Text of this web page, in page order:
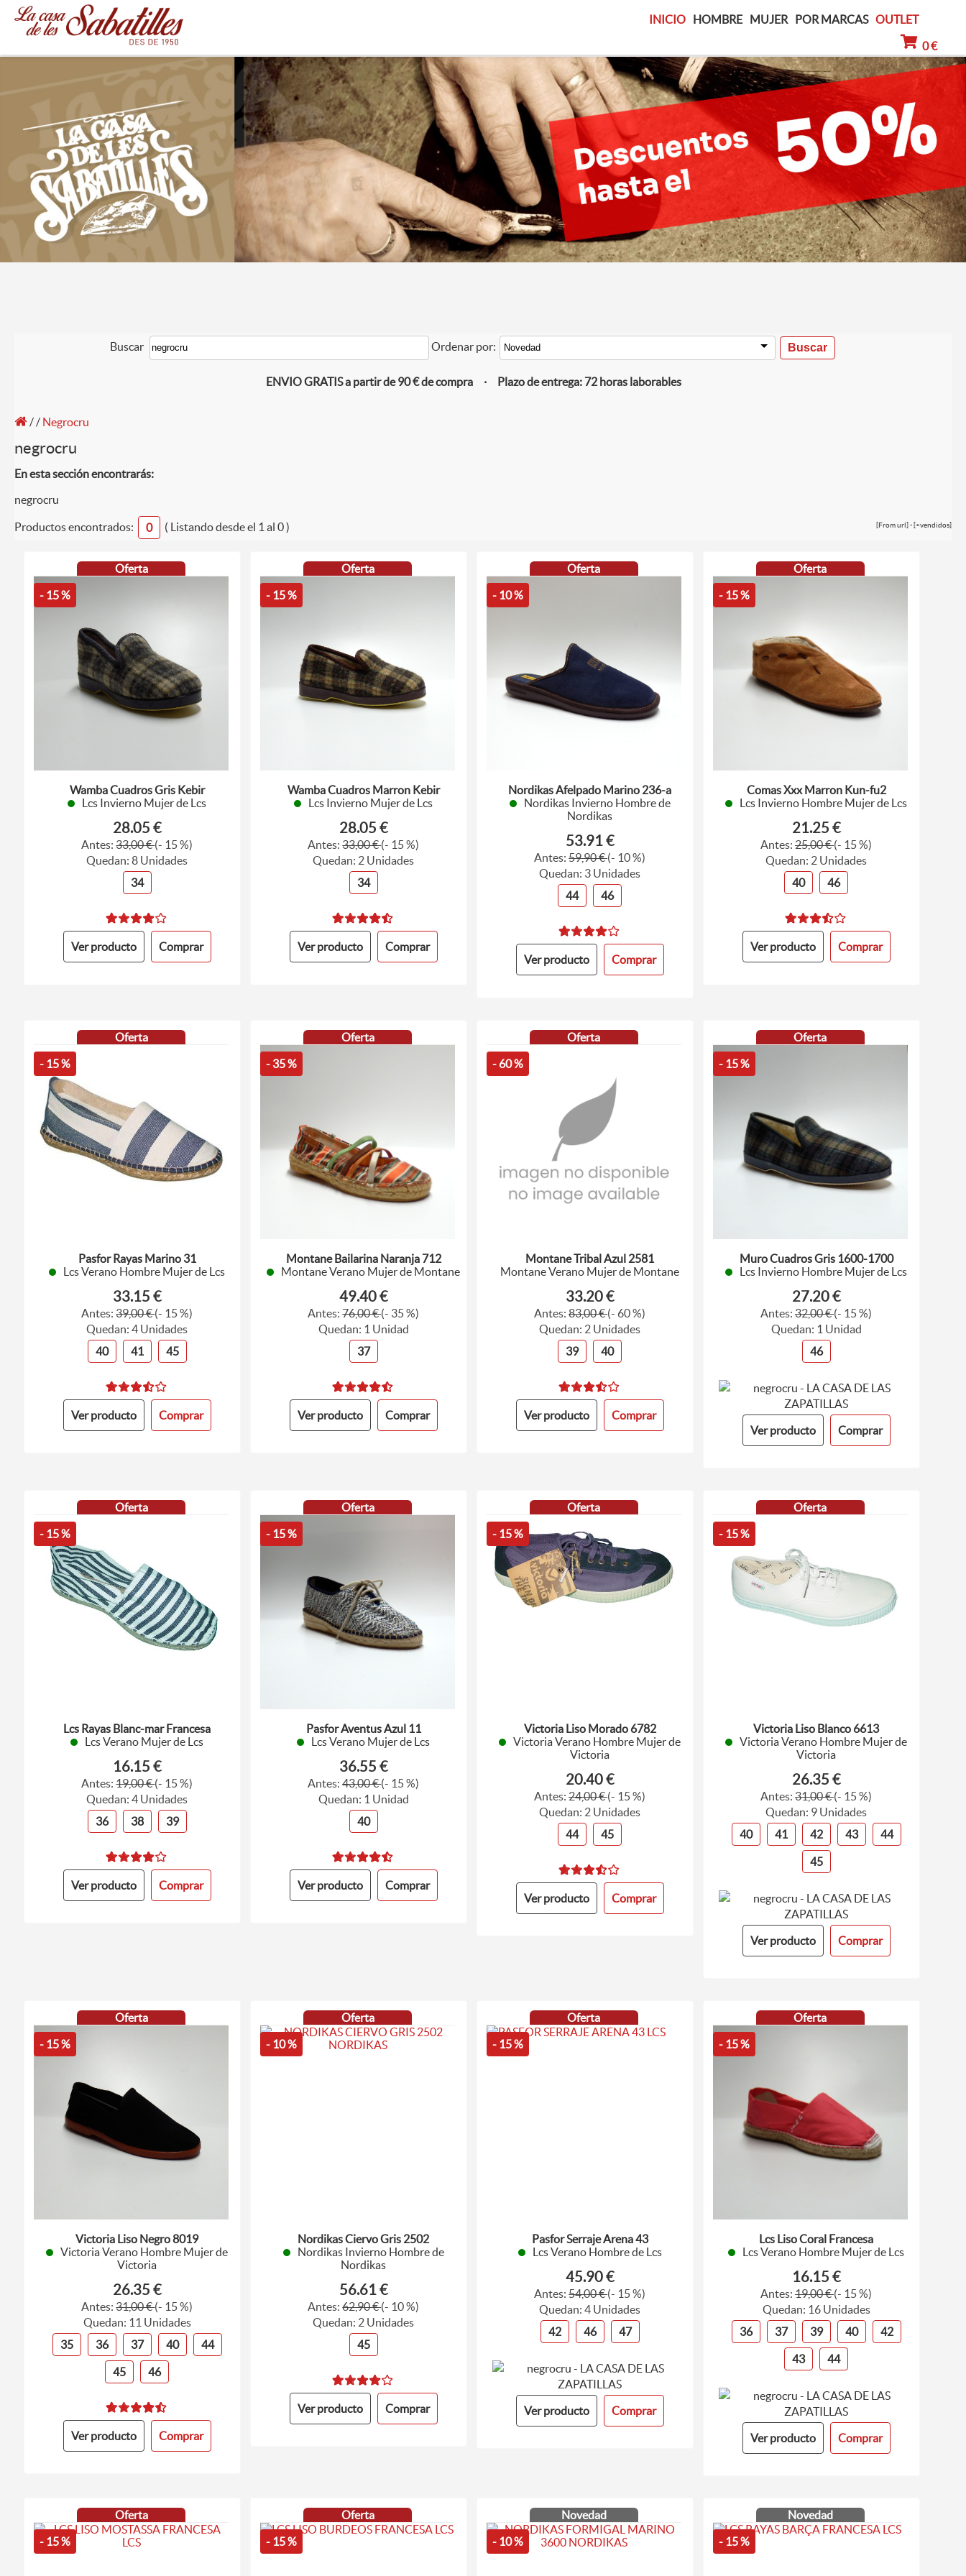
INICIO HOMBRE MUJER POR MARCAS OUTLET
0 €
Buscar Ordenar por:
ENVIO GRATIS a partir de 90 € de compra · Plazo de entrega: 72 horas laborables
// Negrocru
negrocru
En esta sección encontrarás:
negrocru
[From url] - [+vendidos]
Productos encontrados: 0 ( Listando desde el 1 al 0 )
Oferta
- 15 %
Wamba Cuadros Gris Kebir
Lcs Invierno Mujer de Lcs
28.05 €
Antes:33,00 €(- 15 %)
Quedan: 8 Unidades
34
Ver producto Comprar
Oferta
- 15 %
Wamba Cuadros Marron Kebir
Lcs Invierno Mujer de Lcs
28.05 €
Antes:33,00 €(- 15 %)
Quedan: 2 Unidades
34
Ver producto Comprar
Oferta
- 10 %
Nordikas Afelpado Marino 236-a
Nordikas Invierno Hombre de
Nordikas
53.91 €
Antes:59,90 €(- 10 %)
Quedan: 3 Unidades
44
46
Ver producto Comprar
Oferta
- 15 %
Comas Xxx Marron Kun-fu2
Lcs Invierno Hombre Mujer de Lcs
21.25 €
Antes: 25,00 €(- 15 %)
Quedan: 2 Unidades
40
46
Ver producto Comprar
Oferta
- 15 %
Pasfor Rayas Marino 31
Lcs Verano Hombre Mujer de Lcs
33.15 €
Antes:39,00 €(- 15 %)
Quedan: 4 Unidades
40
41 45
Ver producto Comprar
Oferta
- 35 %
Montane Bailarina Naranja 712
Montane Verano Mujer de Montane
49.40 €
Antes:76,00 €(- 35 %)
Quedan: 1 Unidad
37
Ver producto Comprar
Oferta
- 60 %
Montane Tribal Azul 2581
Montane Verano Mujer de Montane
33.20 €
Antes:83,00 €(- 60 %)
Quedan: 2 Unidades
39
40
Ver producto Comprar
Oferta
- 15 %
Muro Cuadros Gris 1600-1700
Lcs Invierno Hombre Mujer de Lcs
27.20 €
Antes: 32,00 €(- 15 %)
Quedan: 1 Unidad
46
Ver producto Comprar
Oferta
- 15 %
Lcs Rayas Blanc-mar Francesa
Lcs Verano Mujer de Lcs
16.15 €
Antes:19,00 €(- 15 %)
Quedan: 4 Unidades
36
38 39
Ver producto Comprar
Oferta
- 15 %
Pasfor Aventus Azul 11
Lcs Verano Mujer de Lcs
36.55 €
Antes:43,00 €(- 15 %)
Quedan: 1 Unidad
40
Ver producto Comprar
Oferta
- 15 %
Victoria Liso Morado 6782
Victoria Verano Hombre Mujer de
Victoria
20.40 €
Antes:24,00 €(- 15 %)
Quedan: 2 Unidades
44
45
Ver producto Comprar
Oferta
- 15 %
Victoria Liso Blanco 6613
Victoria Verano Hombre Mujer de
Victoria
26.35 €
Antes: 31,00 €(- 15 %)
Quedan: 9 Unidades
40
41 42 43 44
45
Ver producto Comprar
Oferta
- 15 %
Victoria Liso Negro 8019
Victoria Verano Hombre Mujer de
Victoria
26.35 €
Antes:31,00 €(- 15 %)
Quedan: 11 Unidades
35
36 37 40 44
45 46
Ver producto Comprar
Oferta
- 10 %
Nordikas Ciervo Gris 2502
Nordikas Invierno Hombre de
Nordikas
56.61 €
Antes:62,90 €(- 10 %)
Quedan: 2 Unidades
45
Ver producto Comprar
Oferta
- 15 %
Pasfor Serraje Arena 43
Lcs Verano Hombre de Lcs
45.90 €
Antes:54,00 €(- 15 %)
Quedan: 4 Unidades
42
46 47
Ver producto Comprar
Oferta
- 15 %
Lcs Liso Coral Francesa
Lcs Verano Hombre Mujer de Lcs
16.15 €
Antes: 19,00 €(- 15 %)
Quedan: 16 Unidades
36
37 39 40 42
43 44
Ver producto Comprar
Oferta
- 15 %
Oferta
- 15 %
Novedad
- 10 %
Novedad
- 15 %